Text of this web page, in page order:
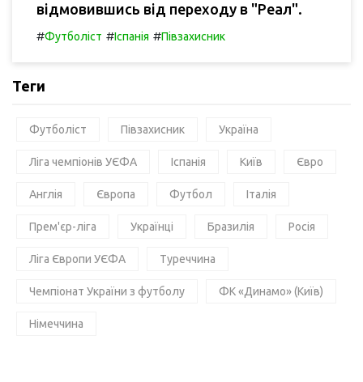
відмовившись від переходу в "Реал".
#Футболіст #Іспанія #Півзахисник
Теги
Футболіст Півзахисник Україна
Ліга чемпіонів УЄФА Іспанія Київ Євро
Англія Європа Футбол Італія
Прем'єр-ліга Українці Бразилія Росія
Ліга Європи УЄФА Туреччина
Чемпіонат України з футболу ФК «Динамо» (Київ)
Німеччина